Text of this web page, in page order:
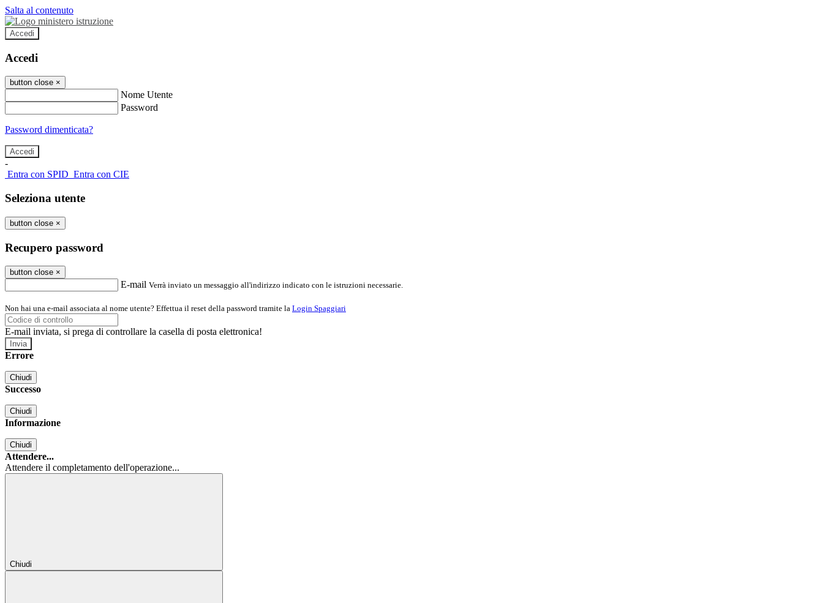
Salta al contenuto
Accedi
Accedi
button close ×
Nome Utente
Password
Password dimenticata?
-
Entra con SPID Entra con CIE
Seleziona utente
button close ×
Recupero password
button close ×
E-mail Verrà inviato un messaggio all'indirizzo indicato con le istruzioni necessarie.
Non hai una e-mail associata al nome utente? Effettua il reset della password tramite la Login Spaggiari
E-mail inviata, si prega di controllare la casella di posta elettronica!
Errore
Chiudi
Successo
Chiudi
Informazione
Chiudi
Attendere...
Attendere il completamento dell'operazione...
Chiudi